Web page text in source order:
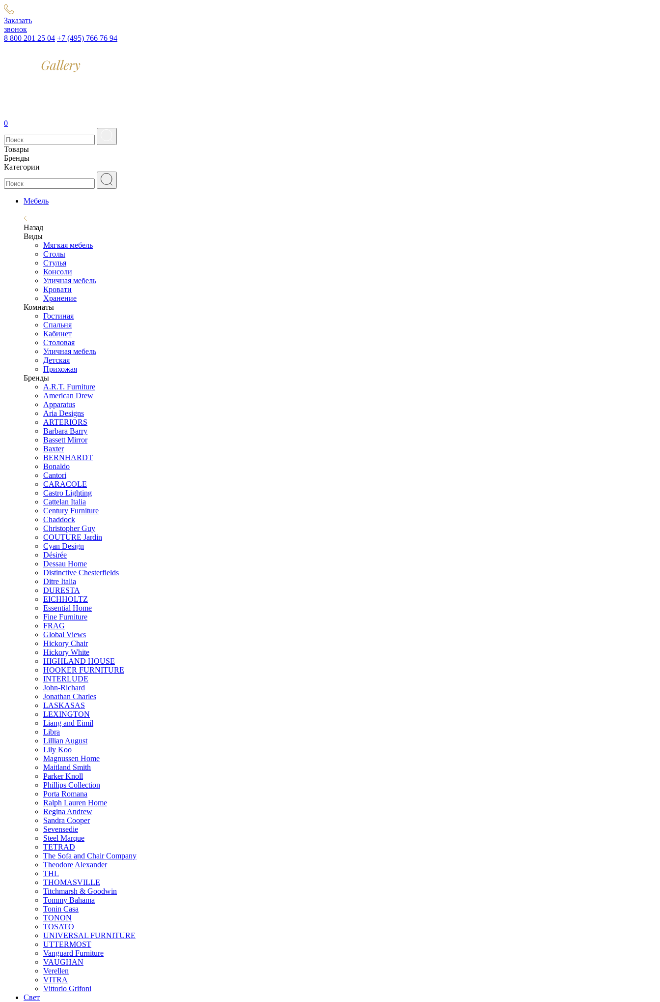
Заказать
звонок
8 800 201 25 04 +7 (495) 766 76 94
0
Товары
Бренды
Категории
Мебель
Назад
Виды
Мягкая мебель
Столы
Стулья
Консоли
Уличная мебель
Кровати
Хранение
Комнаты
Гостиная
Спальня
Кабинет
Столовая
Уличная мебель
Детская
Прихожая
Бренды
A.R.T. Furniture
American Drew
Apparatus
Aria Designs
ARTERIORS
Barbara Barry
Bassett Mirror
Baxter
BERNHARDT
Bonaldo
Cantori
CARACOLE
Castro Lighting
Cattelan Italia
Century Furniture
Chaddock
Christopher Guy
COUTURE Jardin
Cyan Design
Désirée
Dessau Home
Distinctive Chesterfields
Ditre Italia
DURESTA
EICHHOLTZ
Essential Home
Fine Furniture
FRAG
Global Views
Hickory Chair
Hickory White
HIGHLAND HOUSE
HOOKER FURNITURE
INTERLUDE
John-Richard
Jonathan Charles
LASKASAS
LEXINGTON
Liang and Eimil
Libra
Lillian August
Lily Koo
Magnussen Home
Maitland Smith
Parker Knoll
Phillips Collection
Porta Romana
Ralph Lauren Home
Regina Andrew
Sandra Cooper
Sevensedie
Steel Marque
TETRAD
The Sofa and Chair Company
Theodore Alexander
THL
THOMASVILLE
Titchmarsh & Goodwin
Tommy Bahama
Tonin Casa
TONON
TOSATO
UNIVERSAL FURNITURE
UTTERMOST
Vanguard Furniture
VAUGHAN
Verellen
VITRA
Vittorio Grifoni
Свет